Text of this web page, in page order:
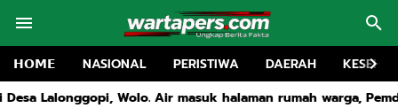
𝗛𝗢𝗠𝗘 NASIONAL PERISTIWA DAERAH
masuk halaman rumah warga, Pemda diminta segera turun